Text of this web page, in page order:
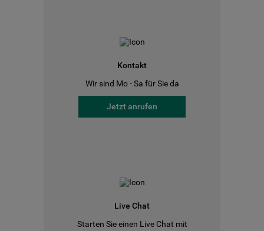
Kontakt
Wir sind Mo - Sa für Sie da
Jetzt anrufen
Live Chat
Starten Sie einen Live Chat mit